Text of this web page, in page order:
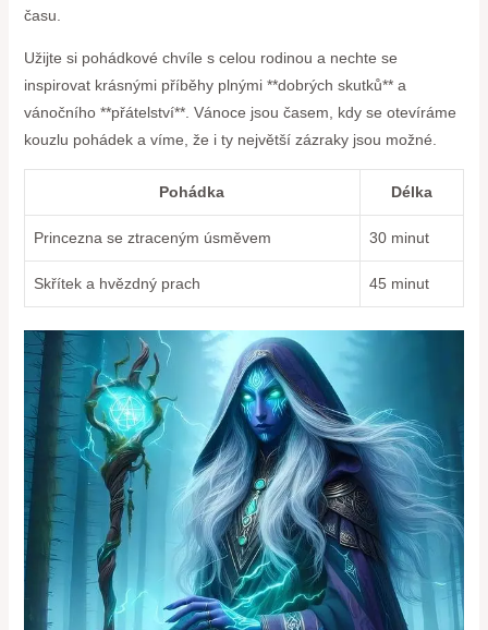
času.
Užijte si pohádkové chvíle s celou rodinou a nechte se
inspirovat krásnými příběhy plnými **dobrých skutků** a
vánočního **přátelství**. Vánoce jsou časem, kdy se otevíráme
kouzlu pohádek a víme, že i ty největší zázraky jsou možné.
Pohádka Délka
Princezna se ztraceným úsměvem 30 minut
Skřítek a hvězdný prach 45 minut